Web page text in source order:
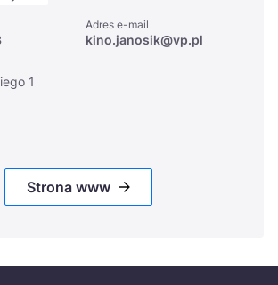
Adres e-mail
kino.janosik@vp.pl
1
Strona www